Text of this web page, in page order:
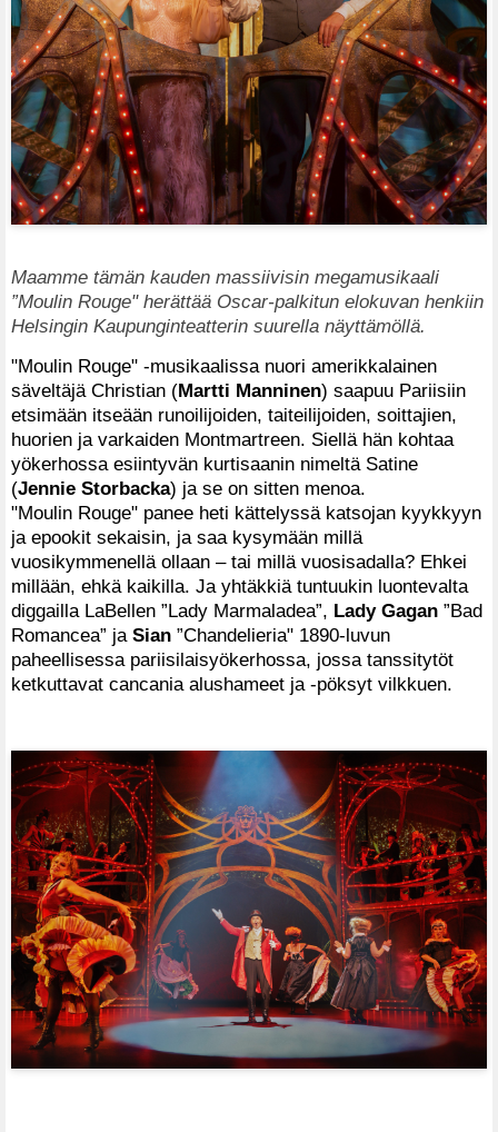
Maamme tämän kauden massiivisin megamusikaali
”Moulin Rouge" herättää Oscar-palkitun elokuvan henkiin
Helsingin Kaupunginteatterin suurella näyttämöllä.
"Moulin Rouge" -musikaalissa nuori amerikkalainen
säveltäjä Christian (Martti Manninen) saapuu Pariisiin
etsimään itseään runoilijoiden, taiteilijoiden, soittajien,
huorien ja varkaiden Montmartreen. Siellä hän kohtaa
yökerhossa esiintyvän kurtisaanin nimeltä Satine
(Jennie Storbacka) ja se on sitten menoa.
"Moulin Rouge" panee heti kättelyssä katsojan kyykkyyn
ja epookit sekaisin, ja saa kysymään millä
vuosikymmenellä ollaan – tai millä vuosisadalla? Ehkei
millään, ehkä kaikilla. Ja yhtäkkiä tuntuukin luontevalta
diggailla LaBellen ”Lady Marmaladea”, Lady Gagan ”Bad
Romancea” ja Sian ”Chandelieria" 1890-luvun
paheellisessa pariisilaisyökerhossa, jossa tanssitytöt
ketkuttavat cancania alushameet ja -pöksyt vilkkuen.